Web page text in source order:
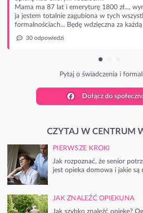
opieki a
😓
Dołącz do
CZYTAJ W CENTRUM
PIERWSZE KROKI
Jak rozpoznać, że senior
jest opieka domowa i jakie
JAK ZNALEŹĆ OPIEKUNA
Jak szybko znaleźć opiekę?